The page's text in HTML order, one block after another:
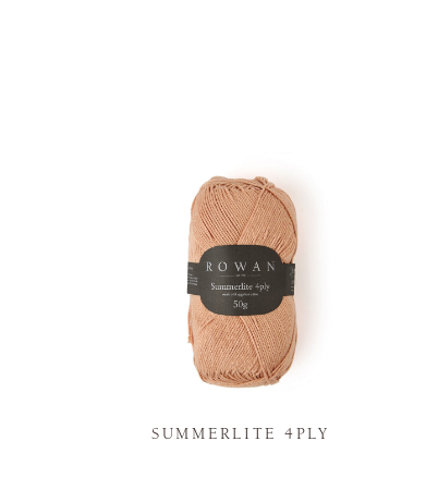
SUMMERLITE 4PLY